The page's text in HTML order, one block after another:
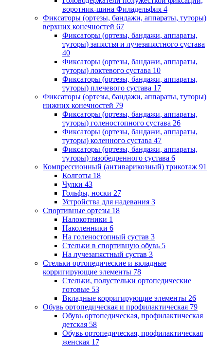
воротник-шина Филадельфия 4
Фиксаторы (ортезы, бандажи, аппараты, туторы)
верхних конечностей 67
Фиксаторы (ортезы, бандажи, аппараты,
туторы) запястья и лучезапястного сустава
40
Фиксаторы (ортезы, бандажи, аппараты,
туторы) локтевого сустава 10
Фиксаторы (ортезы, бандажи, аппараты,
туторы) плечевого сустава 17
Фиксаторы (ортезы, бандажи, аппараты, туторы)
нижних конечностей 79
Фиксаторы (ортезы, бандажи, аппараты,
туторы) голеностопного сустава 26
Фиксаторы (ортезы, бандажи, аппараты,
туторы) коленного сустава 47
Фиксаторы (ортезы, бандажи, аппараты,
туторы) тазобедренного сустава 6
Компрессионный (антиварикозный) трикотаж 91
Колготы 18
Чулки 43
Гольфы, носки 27
Устройства для надевания 3
Спортивные ортезы 18
Налокотники 1
Наколенники 6
На голеностопный сустав 3
Стельки в спортивную обувь 5
На лучезапястный сустав 3
Стельки ортопедические и вкладные
корригирующие элементы 78
Стельки, полустельки ортопедические
готовые 53
Вкладные корригирующие элементы 26
Обувь ортопедическая и профилактическая 79
Обувь ортопедическая, профилактическая
детская 58
Обувь ортопедическая, профилактическая
женская 17